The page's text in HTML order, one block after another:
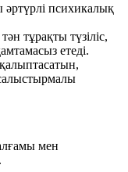
психикалық
тұрақты түзіліс,
етеді.
салыстырмалы
мен